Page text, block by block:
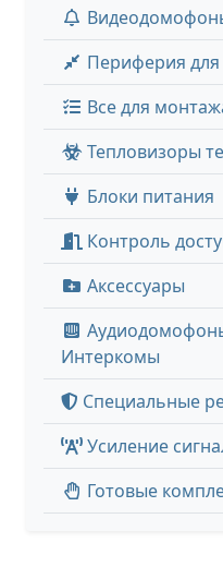
Периферия для
Все для
Тепловизоры
Блоки питания
Контроль
Аксессуары
Интеркомы
Специальные
Усиление
Готовые